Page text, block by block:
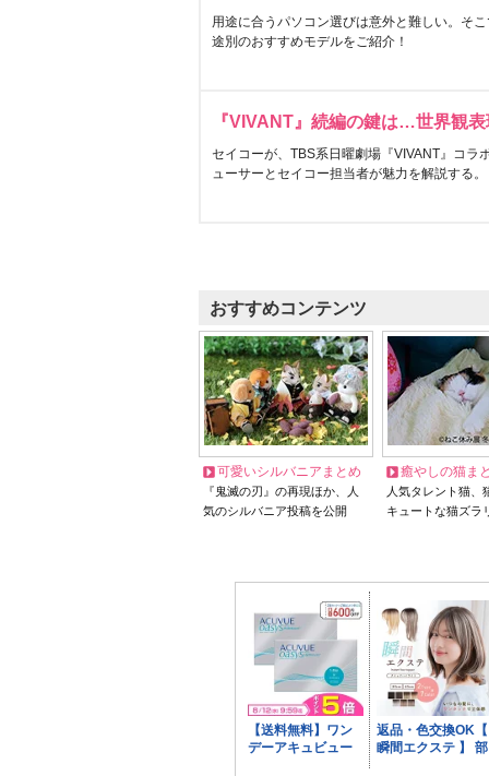
用途に合うパソコン選びは意外と難しい。そ
途別のおすすめモデルをご紹介！
『VIVANT』続編の鍵は…世界観
セイコーが、TBS系日曜劇場『VIVANT』コラ
ューサーとセイコー担当者が魅力を解説する。
おすすめコンテンツ
可愛いシルバニアまとめ
『鬼滅の刃』の再現ほか、人
気のシルバニア投稿を公開
癒やしの猫ま
人気タレント猫
キュートな猫ズラ